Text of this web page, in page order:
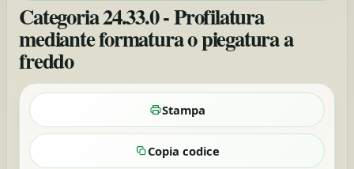
Categoria 24.33.0 - Profilatura
mediante formatura o piegatura a
freddo
Stampa
Copia codice